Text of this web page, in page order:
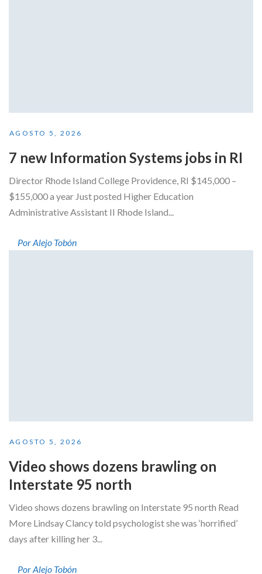
AGOSTO 5, 2026
7 new Information Systems jobs in RI
Director Rhode Island College Providence, RI $145,000 –
$155,000 a year Just posted Higher Education
Administrative Assistant II Rhode Island...
Por Alejo Tobón
AGOSTO 5, 2026
Video shows dozens brawling on
Interstate 95 north
Video shows dozens brawling on Interstate 95 north Read
More Lindsay Clancy told psychologist she was ‘horrified’
days after killing her 3...
Por Alejo Tobón